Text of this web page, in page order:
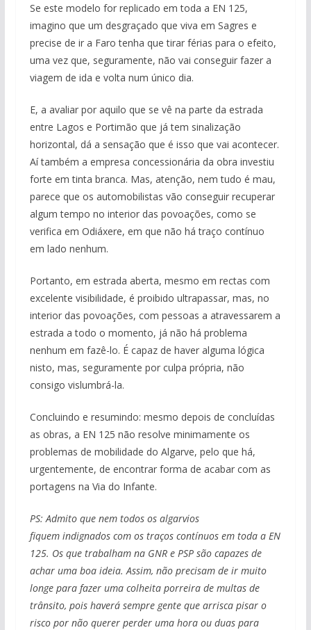
Se este modelo for replicado em toda a EN 125,
imagino que um desgraçado que viva em Sagres e
precise de ir a Faro tenha que tirar férias para o efeito,
uma vez que, seguramente, não vai conseguir fazer a
viagem de ida e volta num único dia.
E, a avaliar por aquilo que se vê na parte da estrada
entre Lagos e Portimão que já tem sinalização
horizontal, dá a sensação que é isso que vai acontecer.
Aí também a empresa concessionária da obra investiu
forte em tinta branca. Mas, atenção, nem tudo é mau,
parece que os automobilistas vão conseguir recuperar
algum tempo no interior das povoações, como se
verifica em Odiáxere, em que não há traço contínuo
em lado nenhum.
Portanto, em estrada aberta, mesmo em rectas com
excelente visibilidade, é proibido ultrapassar, mas, no
interior das povoações, com pessoas a atravessarem a
estrada a todo o momento, já não há problema
nenhum em fazê-lo. É capaz de haver alguma lógica
nisto, mas, seguramente por culpa própria, não
consigo vislumbrá-la.
Concluindo e resumindo: mesmo depois de concluídas
as obras, a EN 125 não resolve minimamente os
problemas de mobilidade do Algarve, pelo que há,
urgentemente, de encontrar forma de acabar com as
portagens na Via do Infante.
PS: Admito que nem todos os algarvios
fiquem indignados com os traços contínuos em toda a EN
125. Os que trabalham na GNR e PSP são capazes de
achar uma boa ideia. Assim, não precisam de ir muito
longe para fazer uma colheita porreira de multas de
trânsito, pois haverá sempre gente que arrisca pisar o
risco por não querer perder uma hora ou duas para